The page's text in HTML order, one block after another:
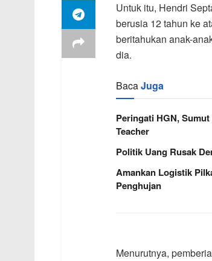
Untuk itu, Hendri
berusia 12 tahun ke
beritahukan anak-
dia.
BacaJuga
Peringati HGN,
Teacher
Politik Uang Rusak
Amankan Logistik
Penghujan
Menurutnya,